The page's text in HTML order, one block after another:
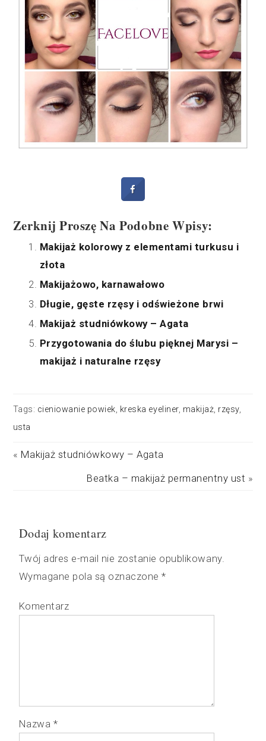
Zerknij Proszę Na Podobne Wpisy:
Makijaż kolorowy z elementami turkusu i
złota
Makijażowo, karnawałowo
Długie, gęste rzęsy i odświeżone brwi
Makijaż studniówkowy – Agata
Przygotowania do ślubu pięknej Marysi –
makijaż i naturalne rzęsy
Tags: cieniowanie powiek kreska eyeliner, makijaż rzęsy,
usta
« Makijaż studniówkowy – Agata
Beatka – makijaż permanentny ust »
Dodaj komentarz
Twój adres e-mail nie zostanie opublikowany.
Wymagane pola są oznaczone*
Komentarz
Nazwa *